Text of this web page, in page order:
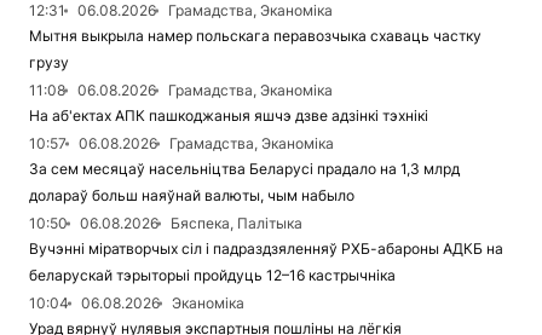
12:31
06.08.2026
Грамадства, Эканоміка
Мытня выкрыла намер польскага перавозчыка схаваць частку
грузу
11:08
06.08.2026
Грамадства, Эканоміка
На аб'ектах АПК пашкоджаныя яшчэ дзве адзінкі тэхнікі
10:57
06.08.2026
Грамадства, Эканоміка
За сем месяцаў насельніцтва Беларусі прадало на 1,3 млрд
долараў больш наяўнай валюты, чым набыло
10:50
06.08.2026
Бяспека, Палітыка
Вучэнні міратворчых сіл і падраздзяленняў РХБ-абароны АДКБ на
беларускай тэрыторыі пройдуць 12–16 кастрычніка
10:04
06.08.2026
Эканоміка
Урад вярнуў нулявыя экспартныя пошліны на лёгкія